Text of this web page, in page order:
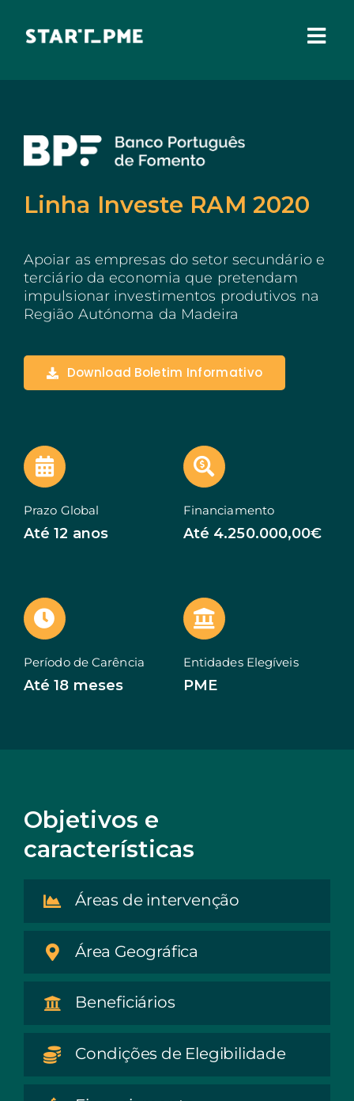
content
Fundo Santa Casa
Administração Local
IEFP
Açores
PRR
Turismo de Portugal
PEPAC Agricultura
Portugal 2030
ABRIR UM NEGÓCIO
ECOSSISTEMA
Linha Investe RAM 2020
Apoiar as empresas do setor secundário e
terciário da economia que pretendam
impulsionar investimentos produtivos na
Região Autónoma da Madeira
Download Boletim Informativo
Prazo Global
Até 12 anos
Financiamento
Até 4.250.000,00€
Período de Carência
Até 18 meses
Entidades Elegíveis
PME
Objetivos e
características
Áreas de intervenção
Área Geográfica
Beneficiários
Condições de Elegibilidade